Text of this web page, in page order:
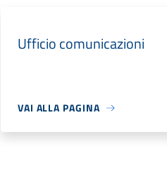
Ufficio comunicazioni
VAI ALLA PAGINA